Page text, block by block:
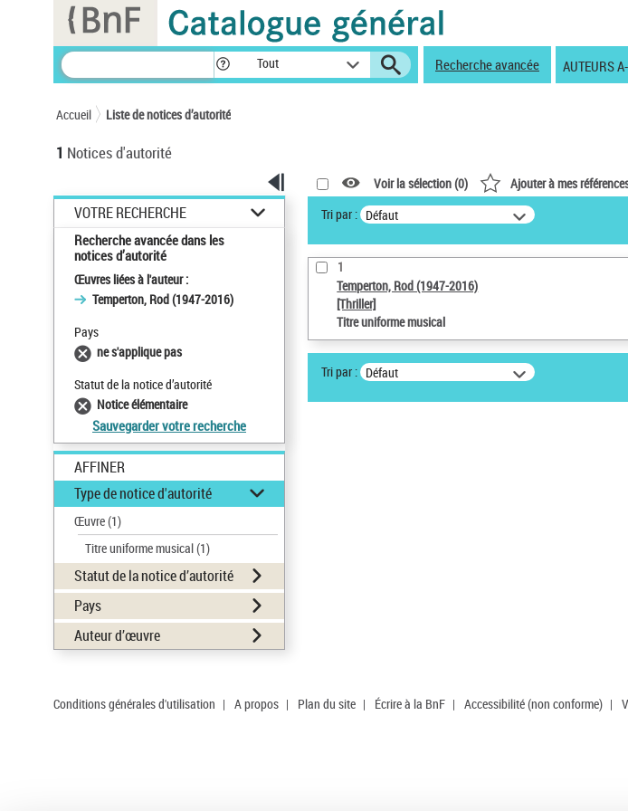
Tout Recherche avancée AUTEURS
Accueil Liste de notices d’autorité
1 Notices d'autorité
VOTRE RECHERCHE
Recherche avancée dans les
notices d’autorité
Œuvres liées à l'auteur :
Temperton, Rod (1947-2016)
Pays
ne s'applique pas
Statut de la notice d’autorité
Notice élémentaire
Sauvegarder votre recherche
AFFINER
Type de notice d'autorité
Œuvre(1)
Titre uniforme musical(1)
Statut de la notice d’autorité
Pays
Auteur d’œuvre
Voir la sélection (0) Ajouter à mes
Tri par : Défaut
1
Temperton, Rod (1947-2016)
[Thriller]
Titre uniforme musical
Tri par : Défaut
Conditions générales d'utilisation | A propos | Plan du site | Écrire à la BnF | Accessibilité (non conforme) |
Panneau de gestion des cookies